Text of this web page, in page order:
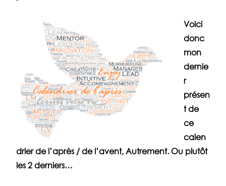
Voici
donc
mon
dernie
r
présen
t de
ce
calen
drier de l’après / de l’avent, Autrement. Ou plutôt
les 2 derniers…